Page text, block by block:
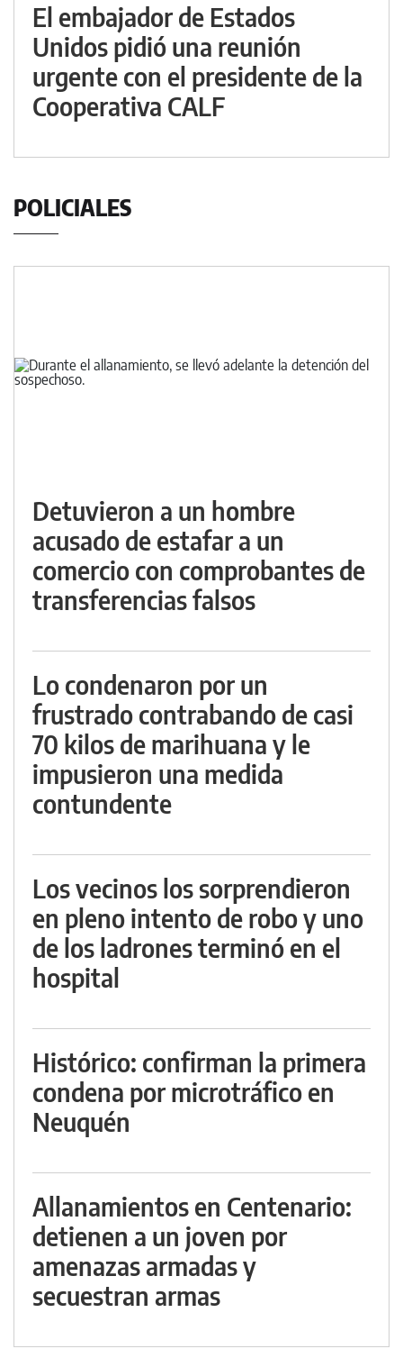
El embajador de Estados
Unidos pidió una reunión
urgente con el presidente de la
Cooperativa CALF
POLICIALES
Detuvieron a un hombre
acusado de estafar a un
comercio con comprobantes de
transferencias falsos
Lo condenaron por un
frustrado contrabando de casi
70 kilos de marihuana y le
impusieron una medida
contundente
Los vecinos los sorprendieron
en pleno intento de robo y uno
de los ladrones terminó en el
hospital
Histórico: confirman la primera
condena por microtráfico en
Neuquén
Allanamientos en Centenario:
detienen a un joven por
amenazas armadas y
secuestran armas